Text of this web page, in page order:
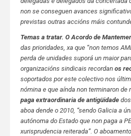
non se conseguen avances
previstas outras accións máis
Temas a tratar. O Acordo de
das prioridades, xa que “non temos
perda de unidades suporá un maior
organizacións sindicais recordan os
soportados por este colectivo nos
nómina e que aínda non terminaron de
paga extraordinaria de antigüidade
aboa dende o 2010, “sendo Galicia a
autónoma do Estado que non paga a
xurisprudencia reiterada”. O